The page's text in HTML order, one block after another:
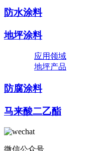
防水涂料
地坪涂料
应用领域
地坪产品
防腐涂料
马来酸二乙酯